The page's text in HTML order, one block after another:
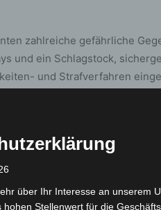
zahlreiche gefährliche
und ein Schlagstock,
und Strafverfahren
kontrolliert, der mit einem
Der Mann reagierte
Einsatzkräfte an. Auch in der
randalierte minutenlang. Der
Beruhigung wieder entlassen.
über Ihr Interesse an unserem
hohen Stellenwert für die